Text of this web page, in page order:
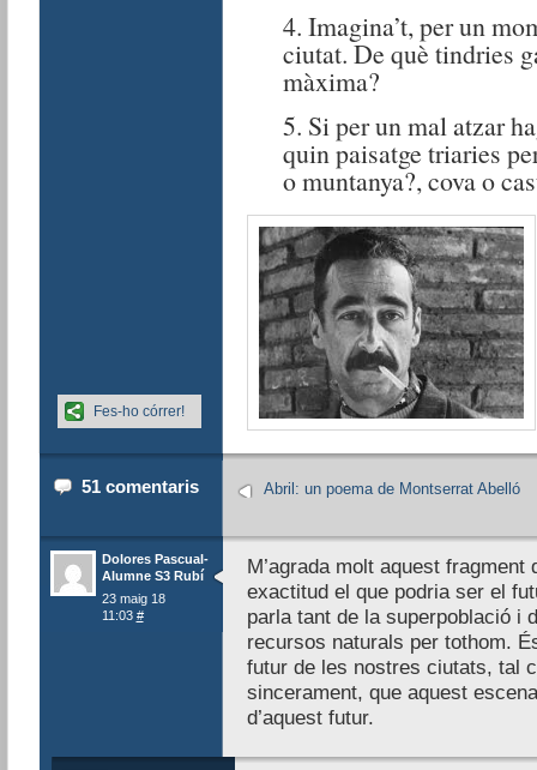
4. Imagina’t, per un
ciutat. De què tindries
màxima?
5. Si per un mal atzar
quin paisatge triaries
o muntanya?, cova o
Fes-ho córrer!
51 comentaris Abril: un poema de Montserrat Abelló
Dolores Pascual-
Alumne S3 Rubí
23 maig 18
11:03 #
M’agrada molt aquest
exactitud el que podria ser el
parla tant de la superpoblació i
recursos naturals per tothom.
futur de les nostres ciutats, tal
sincerament, que aquest
d’aquest futur.